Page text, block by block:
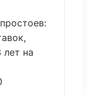
лет на